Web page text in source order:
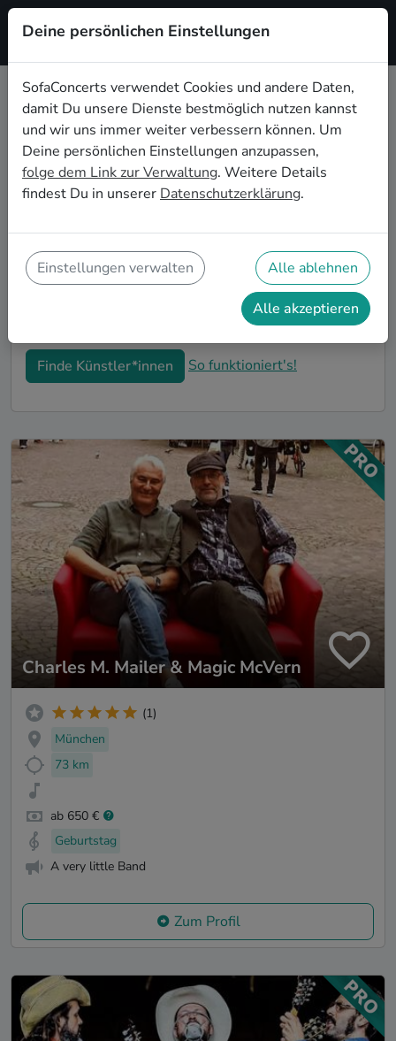
Registrieren
Blues Live-Musik für den 50.
Geburtstag in Heidelberg
Schon wieder ist ein Jahrzehnt vergangen und Dein
nächster runder Geburtstag steht an? Ein Konzert ist
auf eine ganz besondere Art und Weise zu feiern. Ob
kleine Gartenparty oder Feier mit der ganzen
Nachbarschaft: Auf SofaConcerts findest Du tolle
Blues Live-Acts, die perfekt zu Deiner 50.
Geburtstagsfeier in Heidelberg passen.
Finde Künstler*innen So funktioniert's!
Charles M. Mailer & Magic McVern
(1)
München
73 km
ab 650 €
Geburtstag
A very little Band
Zum Profil
Deine persönlichen Einstellungen
SofaConcerts verwendet Cookies und andere Daten,
damit Du unsere Dienste bestmöglich nutzen kannst
und wir uns immer weiter verbessern können. Um
Deine persönlichen Einstellungen anzupassen,
folge dem Link zur Verwaltung. Weitere Details
findest Du in unserer Datenschutzerklärung.
Einstellungen verwalten Alle ablehnen
Alle akzeptieren